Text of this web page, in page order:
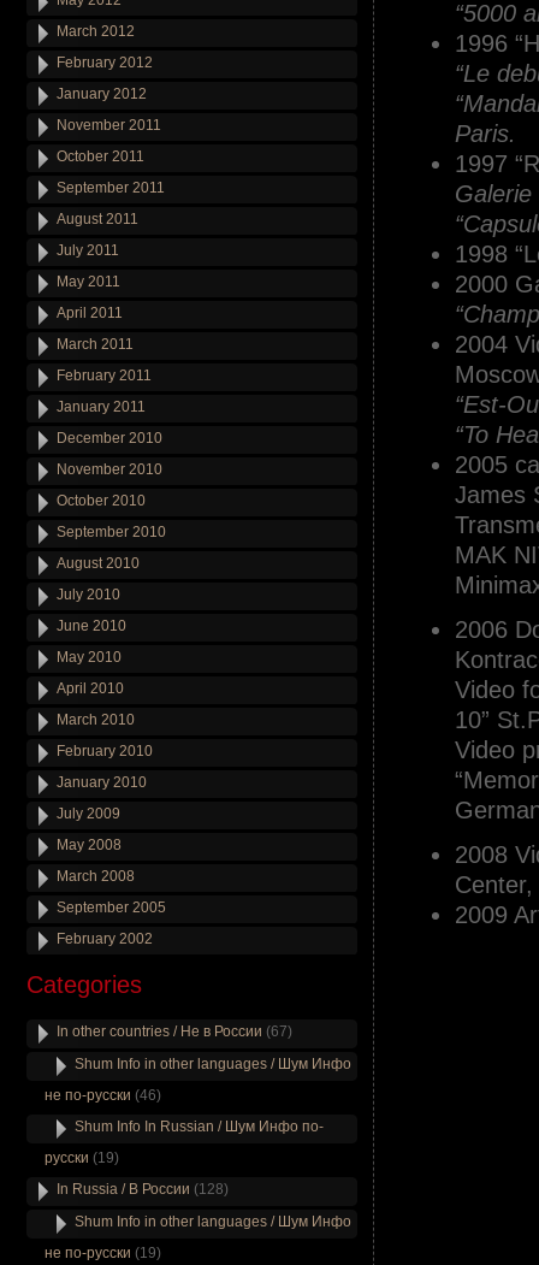
“5000
1996
“Le
Paris.
1997
1998
2000
2004
“Est-
“To
2005
James
MAK
2006
Video
10”
Video
2008
2009
March 2012
February 2012
January 2012
November 2011
October 2011
September 2011
August 2011
July 2011
May 2011
April 2011
March 2011
February 2011
January 2011
December 2010
November 2010
October 2010
September 2010
August 2010
July 2010
June 2010
May 2010
April 2010
March 2010
February 2010
January 2010
July 2009
May 2008
March 2008
September 2005
February 2002
Categories
In other countries / Не в России (67)
Shum Info in other languages / Шум Инфо
не по-русски (46)
Shum Info In Russian / Шум Инфо по-
русски (19)
In Russia / В России (128)
Shum Info in other languages / Шум Инфо
не по-русски (19)